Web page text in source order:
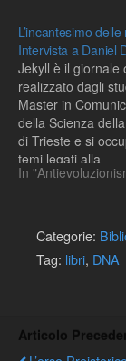
L’incantesimo
Intervista a Daniel
Jekyll è il giornale
realizzato dagli
Master in
della Scienza
di Trieste e si
temi legati alla
Comunicazione
l’incantesimo: la
come fenomeno
è oggetto
In
Categorie:
Tag: libri, DNA
Articolo